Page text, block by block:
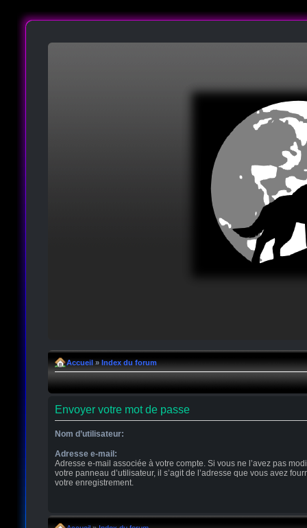
Accueil » Index du forum
Envoyer votre mot de passe
Nom d’utilisateur:
Adresse e-mail:
Adresse e-mail associée à votre compte. Si vous ne l’avez pas
votre panneau d’utilisateur, il s’agit de l’adresse que vous avez
votre enregistrement.